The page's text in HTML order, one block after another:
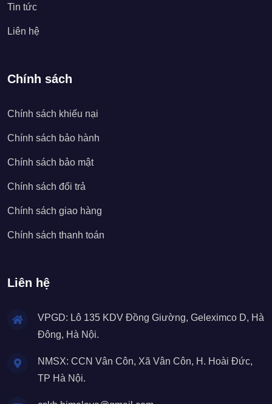
Tin tức
Liên hệ
Chính sách
Chính sách khiếu nại
Chính sách bảo hành
Chính sách bảo mật
Chính sách đổi trả
Chính sách giao hàng
Chính sách thanh toán
Liên hệ
VPGD: Lô 135 KDV Đồng Giường, Geleximco D, Hà
Đông, Hà Nội.
NMSX: CCN Vân Côn, Xã Vân Côn, H. Hoài Đức,
TP Hà Nội.